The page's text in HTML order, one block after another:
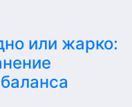
или жарко: